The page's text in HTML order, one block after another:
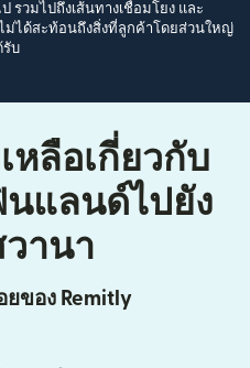
รวมไปถึงเส้นทางเชื่อมโยง และ
ม่ได้สะท้อนถึงสิ่งที่ลูกค้าโดยส่วนใหญ่
รับ
หลือเกี่ยวกับ
นแลนด์ไปยัง
านา
ของ Remitly